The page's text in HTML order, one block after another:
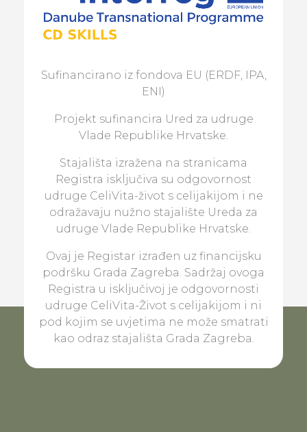
Sufinancirano iz fondova EU (ERDF, IPA,
ENI)
Projekt sufinancira Ured za udruge
Vlade Republike Hrvatske.
Stajališta izražena na stranicama
Registra isključiva su odgovornost
udruge CeliVita-život s celijakijom i ne
odražavaju nužno stajalište Ureda za
udruge Vlade Republike Hrvatske.
Ovaj je Registar izrađen uz financijsku
podršku Grada Zagreba. Sadržaj ovoga
Registra u isključivoj je odgovornosti
udruge CeliVita-Život s celijakijom i ni
pod kojim se uvjetima ne može smatrati
kao odraz stajališta Grada Zagreba.